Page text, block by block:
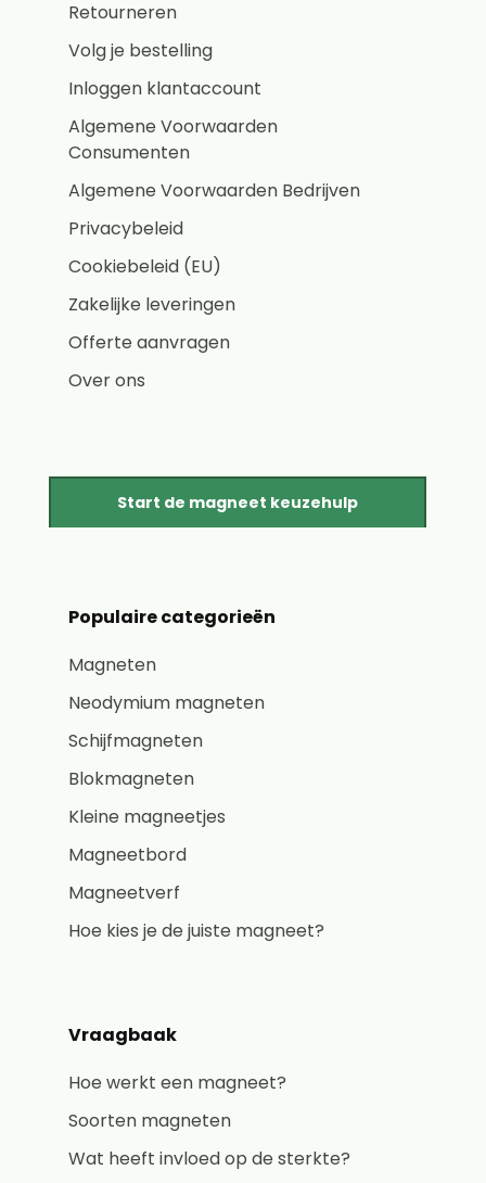
Retourneren
Volg je bestelling
Inloggen klantaccount
Algemene Voorwaarden
Consumenten
Algemene Voorwaarden Bedrijven
Privacybeleid
Cookiebeleid (EU)
Zakelijke leveringen
Offerte aanvragen
Over ons
Start de magneet keuzehulp
Populaire categorieën
Magneten
Neodymium magneten
Schijfmagneten
Blokmagneten
Kleine magneetjes
Magneetbord
Magneetverf
Hoe kies je de juiste magneet?
Vraagbaak
Hoe werkt een magneet?
Soorten magneten
Wat heeft invloed op de sterkte?